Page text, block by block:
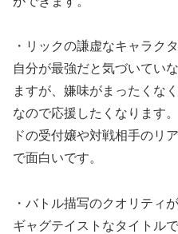
・リックの謙虚なキャラク
自分が最強だと気づいてい
ますが、嫌味がまったくな
なので応援したくなります
ドの受付嬢や対戦相手のリ
で面白いです。
・バトル描写のクオリティ
ギャグテイストなタイトル